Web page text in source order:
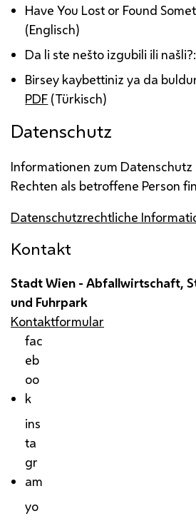
Have You Lost or Found
(Englisch)
Da li ste nešto izgubili ili našli?:
Birsey kaybettiniz ya da
PDF (Türkisch)
Datenschutz
Informationen zum Datenschutz
Rechten als betroffene Person
Datenschutzrechtliche
Kontakt
Stadt Wien - Abfallwirtschaft,
und Fuhrpark
Kontaktformular
fac
eb
oo
k
ins
ta
gr
am
yo